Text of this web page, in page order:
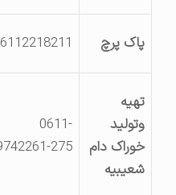
پاک پرچ 6112218211
وتولید
خوراک دام
شعیبیه
0611-
9742261-275